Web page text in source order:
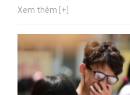
Xem thêm [+]